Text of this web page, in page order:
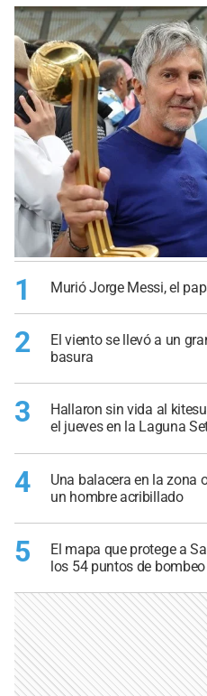
1 Murió Jorge Messi, el
2
El viento se llevó a un
basura
3
Hallaron sin vida al
el jueves en la Laguna
4
Una balacera en la zona
un hombre acribillado
5
El mapa que protege a
los 54 puntos de bombeo